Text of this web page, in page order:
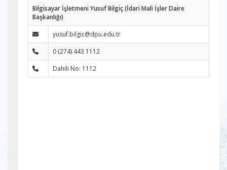
Bilgisayar İşletmeni Yusuf Bilgiç (İdari Mali İşler Daire
Başkanlığı)
yusuf.bilgic@dpu.edu.tr
0 (274) 443 1112
Dahili No: 1112